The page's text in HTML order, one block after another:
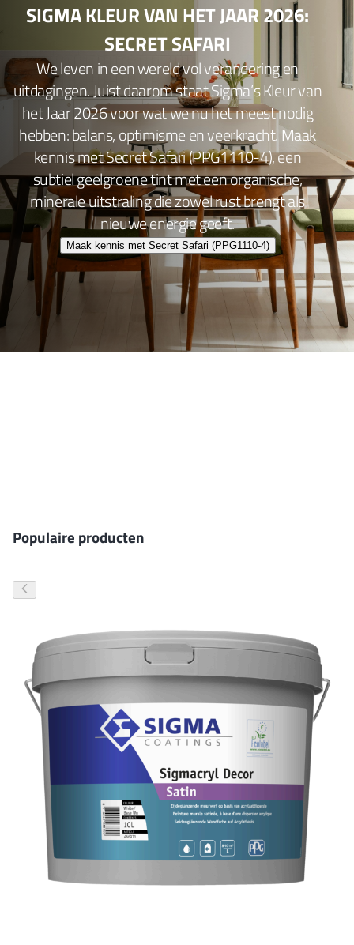
SIGMA KLEUR VAN HET JAAR 2026:
SECRET SAFARI
We leven in een wereld vol verandering en
uitdagingen. Juist daarom staat Sigma’s Kleur van
het Jaar 2026 voor wat we nu het meest nodig
hebben: balans, optimisme en veerkracht. Maak
kennis met Secret Safari (PPG1110-4), een
subtiel geelgroene tint met een organische,
minerale uitstraling die zowel rust brengt als
nieuwe energie geeft.
Maak kennis met Secret Safari (PPG1110-4)
Populaire producten